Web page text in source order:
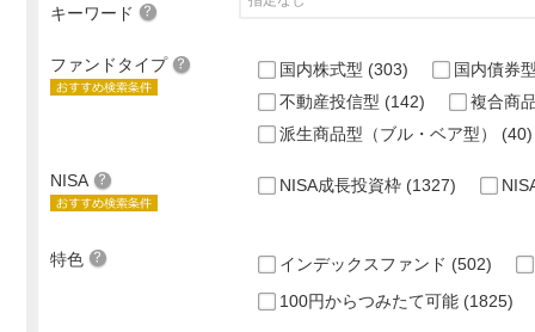
キーワード
ファンドタイプ 国内株式型 (303)
国内債券
不動産投信型 (142)
複合商
派生商品型（ブル・ベア型）
(40)
NISA NISA成長投資枠 (1327)
特色 インデックスファンド (502)
100円からつみたて可能 (1825)